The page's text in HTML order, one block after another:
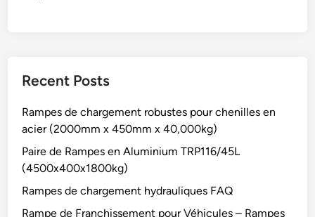
Recent Posts
Rampes de chargement robustes pour chenilles en
acier (2000mm x 450mm x 40,000kg)
Paire de Rampes en Aluminium TRP116/45L
(4500x400x1800kg)
Rampes de chargement hydrauliques FAQ
Rampe de Franchissement pour Véhicules – Rampes